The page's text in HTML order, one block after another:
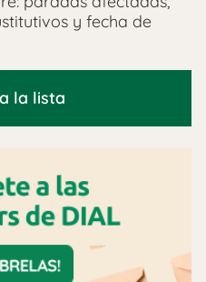
y fecha de
la lista